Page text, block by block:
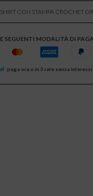
CON STAMPA CROCHET
SEGUENTI MODALITÀ DI
paga ora o in 3 rate senza interessi